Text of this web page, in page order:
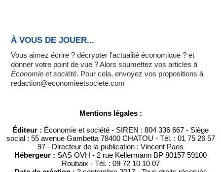
À VOUS DE JOUER...
Vous aimez écrire ? décrypter l'actualité économique ? et
donner votre point de vue ? Alors soumettez vos articles à
Économie et société. Pour cela, envoyez vos propositions à
redaction@economieetsociete.com
Mentions légales :
Éditeur : Économie et société - SIREN : 804 336 667 - Siège
social : 55 avenue Gambetta 78400 CHATOU - Tél. : 01 75 26 57
97 - Directeur de la publication : Vincent Paes
Hébergeur : SAS OVH - 2 rue Kellermann BP 80157 59100
Roubaix - Tél. : 09 72 10 10 07